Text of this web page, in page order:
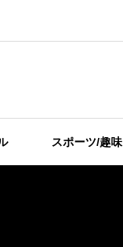
スポーツ/趣味